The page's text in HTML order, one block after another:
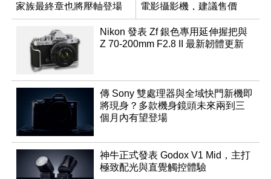
家族最終章也將壓軸登場
電影攝影機，建議售價
NT$144,980
Nikon 發表 Zf 銀色專用延伸握把與
Z 70-200mm F2.8 II 最新韌體更新
傳 Sony 雙處理器與全域快門新機即
將現身？多款機身鏡頭未來兩到三
個月內有望登場
神牛正式發表 Godox V1 Mid，主打
極致配光與直覺觸控體驗